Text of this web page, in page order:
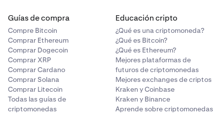
Guías de compra
Compre Bitcoin
Comprar Ethereum
Comprar Dogecoin
Comprar XRP
Comprar Cardano
Comprar Solana
Comprar Litecoin
Todas las guías de
criptomonedas
Educación cripto
¿Qué es una criptomoneda?
¿Qué es Bitcoin?
¿Qué es Ethereum?
Mejores plataformas de
futuros de criptomonedas
Mejores exchanges de criptos
Kraken y Coinbase
Kraken y Binance
Aprende sobre criptomonedas